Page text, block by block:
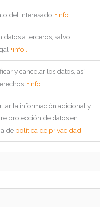
del interesado. +info...
datos a terceros, salvo
+info...
y cancelar los datos, así
+info...
la información adicional y
protección de datos en
de política de privacidad